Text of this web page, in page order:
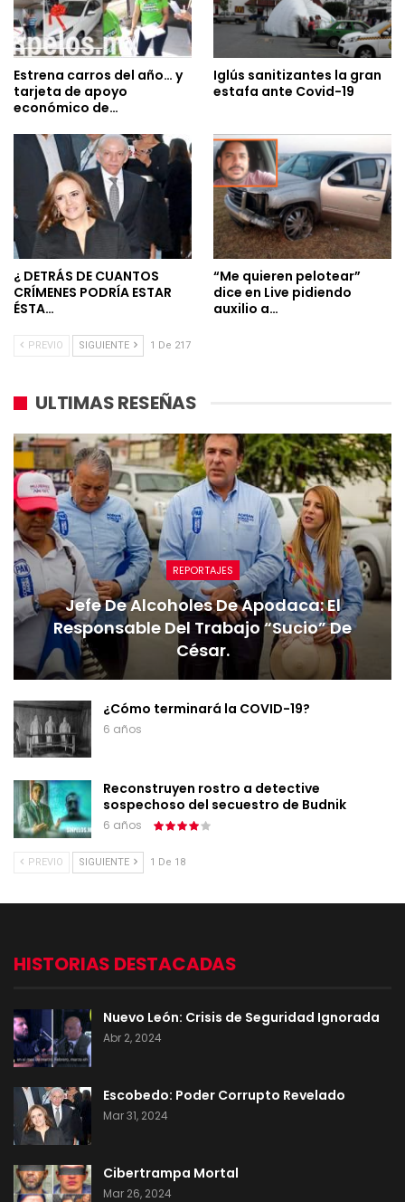
Estrena carros del año… y
tarjeta de apoyo
económico de…
Iglús sanitizantes la gran
estafa ante Covid-19
¿ DETRÁS DE CUANTOS
CRÍMENES PODRÍA ESTAR
ÉSTA…
“Me quieren pelotear”
dice en Live pidiendo
auxilio a…
PREVIO SIGUIENTE 1 De 217
ULTIMAS RESEÑAS
REPORTAJES
Jefe De Alcoholes De Apodaca: El
Responsable Del Trabajo “sucio” De
César.
¿Cómo terminará la COVID-19?
6 años
Reconstruyen rostro a detective
sospechoso del secuestro de Budnik
6 años
PREVIO SIGUIENTE 1 De 18
HISTORIAS DESTACADAS
Nuevo León: Crisis de Seguridad Ignorada
Abr 2, 2024
Escobedo: Poder Corrupto Revelado
Mar 31, 2024
Cibertrampa Mortal
Mar 26, 2024